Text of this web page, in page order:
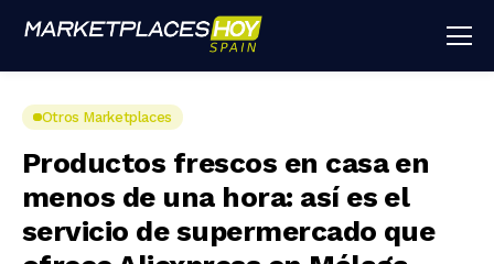
Otros Marketplaces
Productos frescos en casa en
menos de una hora: así es el
servicio de supermercado que